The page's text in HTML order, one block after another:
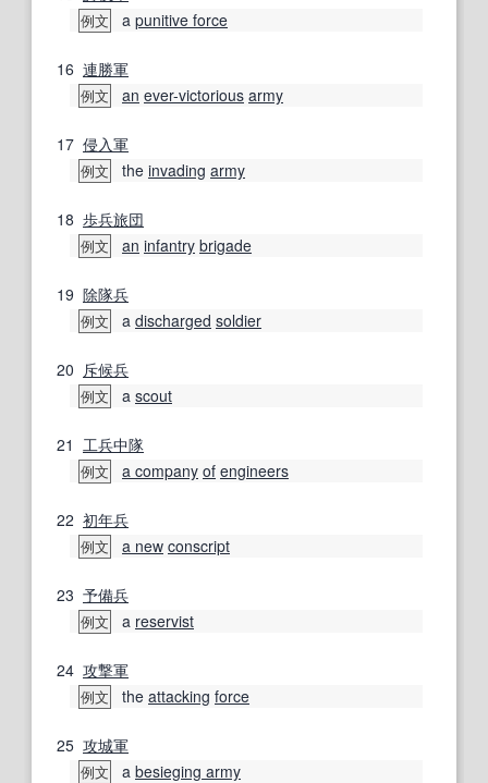
例文 a punitive force
16 連勝軍
例文 an ever-victorious army
17 侵入軍
例文 the invading army
18 歩兵旅団
例文 an infantry brigade
19 除隊兵
例文 a discharged soldier
20 斥候兵
例文 a scout
21 工兵中隊
例文 a company of engineers
22 初年兵
例文 a new conscript
23 予備兵
例文 a reservist
24 攻撃軍
例文 the attacking force
25 攻城軍
例文 a besieging army